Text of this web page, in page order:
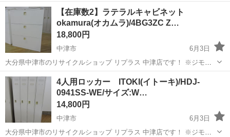
【在庫数2】ラテラルキャビネット
okamura(オカムラ)/4BG3ZC Z…
18,800円
中津市
6月3日
大分県中津市のリサイクルショップ リプラス 中津店です！ ※ジモテ
ィー便はご対応しておりません ご了承下さいませ。 ■ご来店の前に在
庫の確認をお願い致します。 ■中古品になります。キズやヘコミ・汚
れ...
大分 中津市 オフィス用家具 okamura
4人用ロッカー ITOKI(イトーキ)/HDJ-
0941SS-WE/サイズ:W…
14,800円
中津市
6月3日
大分県中津市のリサイクルショップ リプラス 中津店です！ ※ジモテ